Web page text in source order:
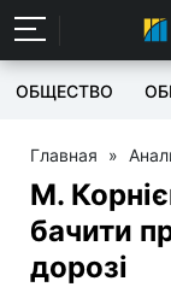
ОБЩЕСТВО
Главная »
М.
бачити
дорозі